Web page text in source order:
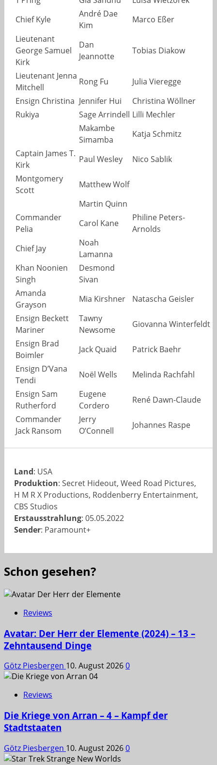
Chief Kyle
André Dae
Kim
Marco Eßer
Lieutenant
George Samuel
Kirk
Dan
Jeannotte
Tobias Diakow
Lieutenant Jenna
Mitchell
Rong Fu
Julia Vieregge
Ensign Christina Jennifer Hui
Christina Wöllner
Rukiya
Sage Arrindell Lilli Mechler
Makambe
Simamba
Katja Schmitz
Captain James T.
Kirk
Paul Wesley
Nico Sablik
Montgomery
Scott
Matthew Wolf
Martin Quinn
Commander
Pelia
Carol Kane
Philine Peters-
Arnolds
Chief Jay
Noah
Lamanna
Khan Noonien
Singh
Desmond
Sivan
Amanda
Grayson
Mia Kirshner
Natascha Geisler
Ensign Beckett
Mariner
Tawny
Newsome
Giovanna Winterfeldt
Ensign Brad
Boimler
Jack Quaid
Patrick Baehr
Ensign D’Vana
Tendi
Noël Wells
Melinda Rachfahl
Ensign Sam
Rutherford
Eugene
Cordero
René Dawn-Claude
Commander
Jack Ransom
Jerry
O’Connell
Johannes Raspe
Land: USA
Produktion: Secret Hideout, Weed Road Pictures,
H M R X Productions, Roddenberry Entertainment,
CBS Studios
Erstausstrahlung: 05.05.2022
Sender: Paramount+
Schon gesehen?
Reviews
Avatar: Der Herr der Elemente (2024) – 13 –
Zehntausend Dinge
Götz Piesbergen 10. August 20260
Reviews
Die Kriege von Arran – 4 – Kampf der
Stadtstaaten
Götz Piesbergen 10. August 20260